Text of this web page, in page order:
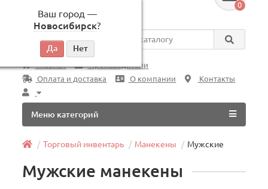
Ваш город —
Новосибирск?
по будням, с 09:00 до 18:00
0
Везде
Главная
Производители
Оплата и доставка
О компании Контакты
Меню категорий
Торговый инвентарь Манекены Мужские
Мужские манекены